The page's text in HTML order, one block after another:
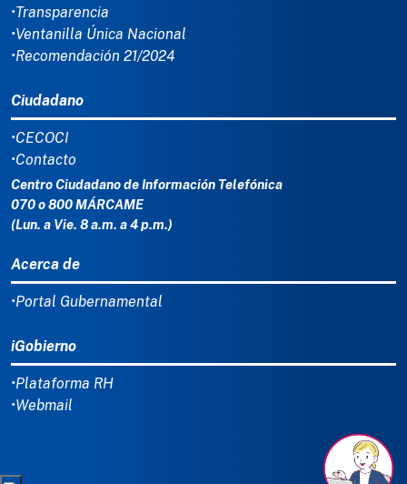
•Transparencia
•Ventanilla Única Nacional
•Recomendación 21/2024
Ciudadano
•CECOCI
•Contacto
Centro Ciudadano de Información Telefónica
070 o 800 MÁRCAME
(Lun. a Vie. 8 a.m. a 4 p.m.)
Acerca de
•Portal Gubernamental
iGobierno
•Plataforma RH
•Webmail